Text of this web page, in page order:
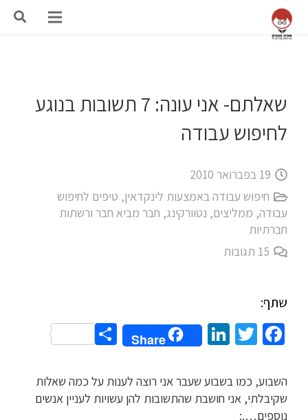
שאלתם- אני עונה: 7 תשובות בנוגע
לחיפוש עבודה
19 בפברואר 2010
חיפוש עבודה באמצעות לינקדאין, טיפים לחיפוש
עבודה, ממליצים, נטוורקינג, חבר מביא חבר ורשתות
חברתיות
15 תגובות
שתף:
Facebook
Twitter
LinkedIn
Share
Share
השבוע, כמו בשבוע שעבר אני רוצה לענות על כמה שאלות
שקיבלתי, אני חושבת שהתשובות להן עשויות לעניין אנשים
נוספים….: